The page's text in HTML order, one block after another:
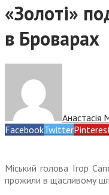
«Золоті»
в Броварах
Анастасія
FacebookTwitter
Міський голова Ігор
прожили в щасливому